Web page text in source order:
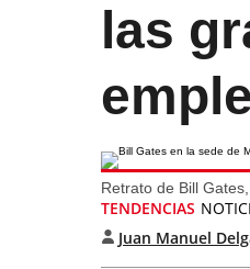
las
Retrato de Bill
TENDENCIAS
Juan Manuel